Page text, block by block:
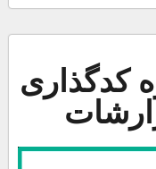
کدگذاری